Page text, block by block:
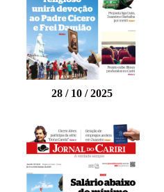
28 / 10 / 2025